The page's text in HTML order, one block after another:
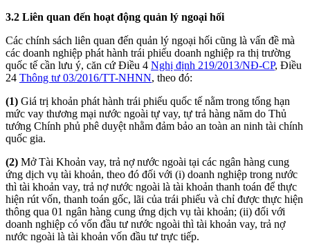
3.2 Liên quan đến hoạt động quản lý ngoại hối
Các chính sách liên quan đến quản lý ngoại hối cũng là vấn đề mà
các doanh nghiệp phát hành trái phiếu doanh nghiệp ra thị trường
quốc tế cần lưu ý, căn cứ Điều 4 Nghị định 219/2013/NĐ-CP, Điều
24 Thông tư 03/2016/TT-NHNN, theo đó:
(1) Giá trị khoản phát hành trái phiếu quốc tế nằm trong tổng hạn
mức vay thương mại nước ngoài tự vay, tự trả hàng năm do Thủ
tướng Chính phủ phê duyệt nhằm đảm bảo an toàn an ninh tài chính
quốc gia.
(2) Mở Tài Khoản vay, trả nợ nước ngoài tại các ngân hàng cung
ứng dịch vụ tài khoản, theo đó đối với (i) doanh nghiệp trong nước
thì tài khoản vay, trả nợ nước ngoài là tài khoản thanh toán để thực
hiện rút vốn, thanh toán gốc, lãi của trái phiếu và chỉ được thực hiện
thông qua 01 ngân hàng cung ứng dịch vụ tài khoản; (ii) đối với
doanh nghiệp có vốn đầu tư nước ngoài thì tài khoản vay, trả nợ
nước ngoài là tài khoản vốn đầu tư trực tiếp.